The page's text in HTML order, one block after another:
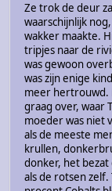
Ze trok de deur
waarschijnlijk
wakker maakte.
tripjes naar de
was gewoon
was zijn enige
meer hertrouwd.
graag over, waar
moeder was niet
als de meeste
krullen,
donker, het
als de rotsen zelf.